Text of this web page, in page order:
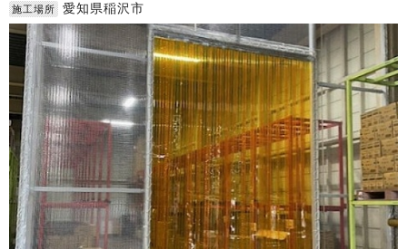
施工場所 愛知県稲沢市